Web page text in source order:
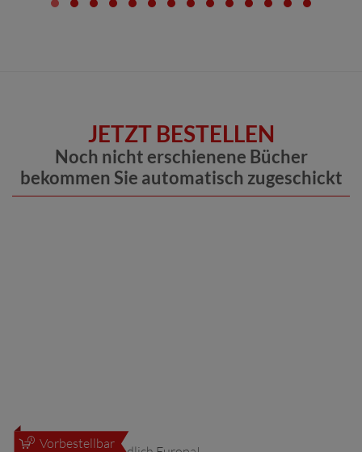
JETZT BESTELLEN
Noch nicht erschienene Bücher
bekommen Sie automatisch zugeschickt
Vorbestellbar